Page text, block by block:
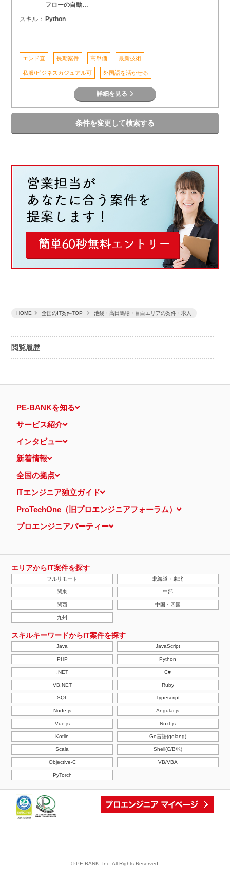
閲覧履歴
HOME 全国のIT案件TOP 池袋・高田馬場・目白エリアの案件・求人
フローの自動…
スキル： Python
エンド直 長期案件 高単価 最新技術
私服/ビジネスカジュアル可 外国語を活かせる
詳細を見る
条件を変更して検索する
PE-BANKを知る
サービス紹介
インタビュー
新着情報
全国の拠点
ITエンジニア独立ガイド
ProTechOne（旧プロエンジニアフォーラム）
プロエンジニアパーティー
エリアからIT案件を探す
フルリモート 北海道・東北
関東 中部
関西 中国・四国
九州
スキルキーワードからIT案件を探す
Java JavaScript
PHP Python
.NET C#
VB.NET Ruby
SQL Typescript
Node.js Angular.js
Vue.js Nuxt.js
Kotlin Go言語(golang)
Scala Shell(C/B/K)
Objective-C VB/VBA
PyTorch
© PE-BANK, Inc. All Rights Reserved.